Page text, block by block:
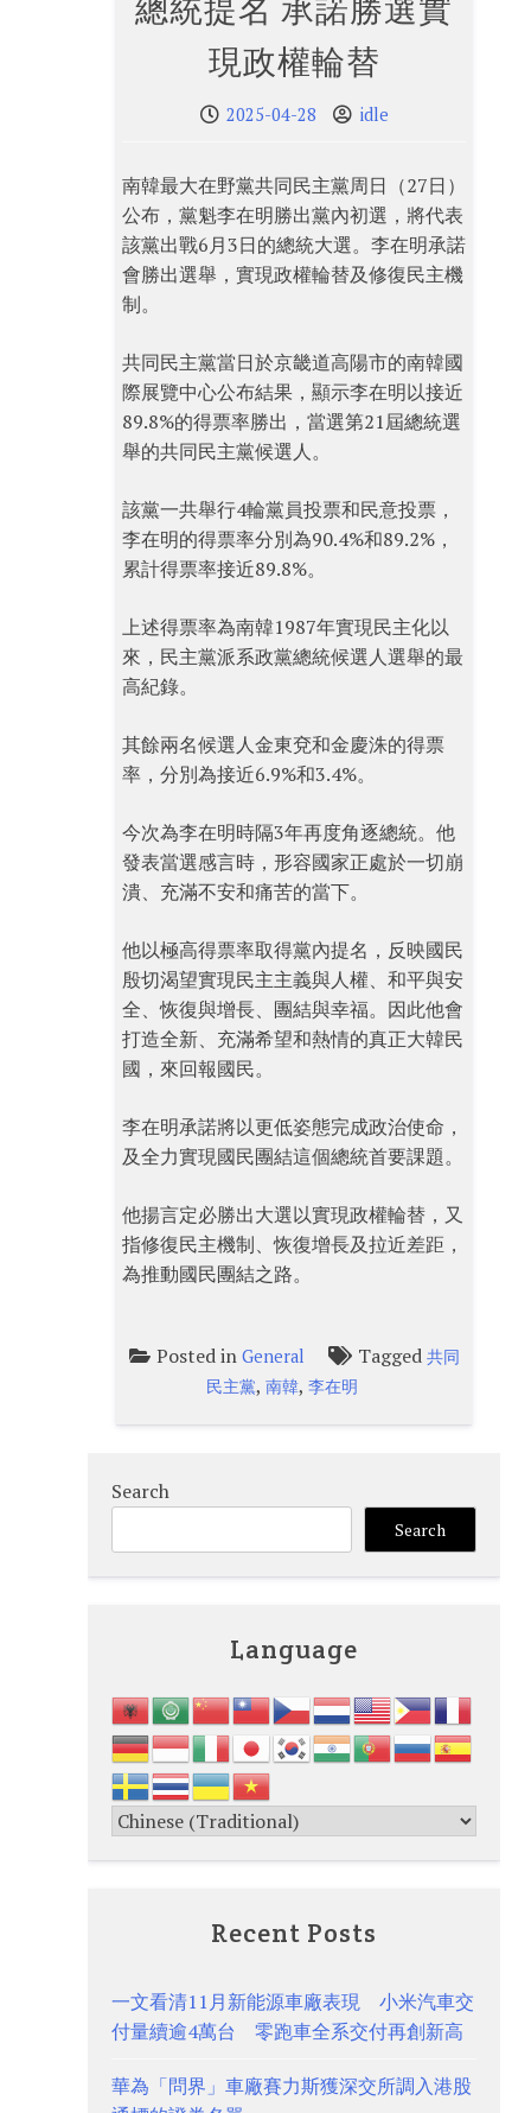
總統提名 承諾勝選實
現政權輪替
2025-04-28 idle
南韓最大在野黨共同民主黨周日（27日）
公布，黨魁李在明勝出黨內初選，將代表
該黨出戰6月3日的總統大選。李在明承諾
會勝出選舉，實現政權輪替及修復民主機
制。
共同民主黨當日於京畿道高陽市的南韓國
際展覽中心公布結果，顯示李在明以接近
89.8%的得票率勝出，當選第21屆總統選
舉的共同民主黨候選人。
該黨一共舉行4輪黨員投票和民意投票，
李在明的得票率分別為90.4%和89.2%，
累計得票率接近89.8%。
上述得票率為南韓1987年實現民主化以
來，民主黨派系政黨總統候選人選舉的最
高紀錄。
其餘兩名候選人金東兗和金慶洙的得票
率，分別為接近6.9%和3.4%。
今次為李在明時隔3年再度角逐總統。他
發表當選感言時，形容國家正處於一切崩
潰、充滿不安和痛苦的當下。
他以極高得票率取得黨內提名，反映國民
殷切渴望實現民主主義與人權、和平與安
全、恢復與增長、團結與幸福。因此他會
打造全新、充滿希望和熱情的真正大韓民
國，來回報國民。
李在明承諾將以更低姿態完成政治使命，
及全力實現國民團結這個總統首要課題。
他揚言定必勝出大選以實現政權輪替，又
指修復民主機制、恢復增長及拉近差距，
為推動國民團結之路。
Posted in General Tagged 共同
民主黨,南韓,李在明
Search
Search
Language
Recent Posts
一文看清11月新能源車廠表現 小米汽車交
付量續逾4萬台 零跑車全系交付再創新高
華為「問界」車廠賽力斯獲深交所調入港股